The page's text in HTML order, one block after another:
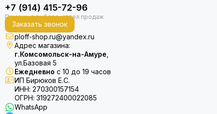
+7 (914) 415-72-96
Заказать звонок
ploff-shop.ru@yandex.ru
Адрес магазина:
г.Комсомольск-на-Амуре
ул.Базовая 5
Ежедневно с 10 до 19 часов
ИП Бирюков Е.С.
ИНН: 270300157154
ОГРН: 319272400022085
WhatsApp